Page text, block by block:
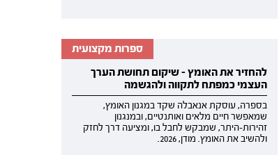
ספרות מקצועית
להחזיר את האומץ - שיקום תחושת הערך
העצמי כמפתח לתקווה ולהגשמה
בספרה, עוסקת אנאבלה שקד במגנון האומץ,
שמאפשר חיים מלאים ואותנטיים, ובמנגנון
זהירות-היתר, שמבקש לחבל בו, ומציעה דרך לחזק
ולהשיב את האומץ. מודן, 2026.